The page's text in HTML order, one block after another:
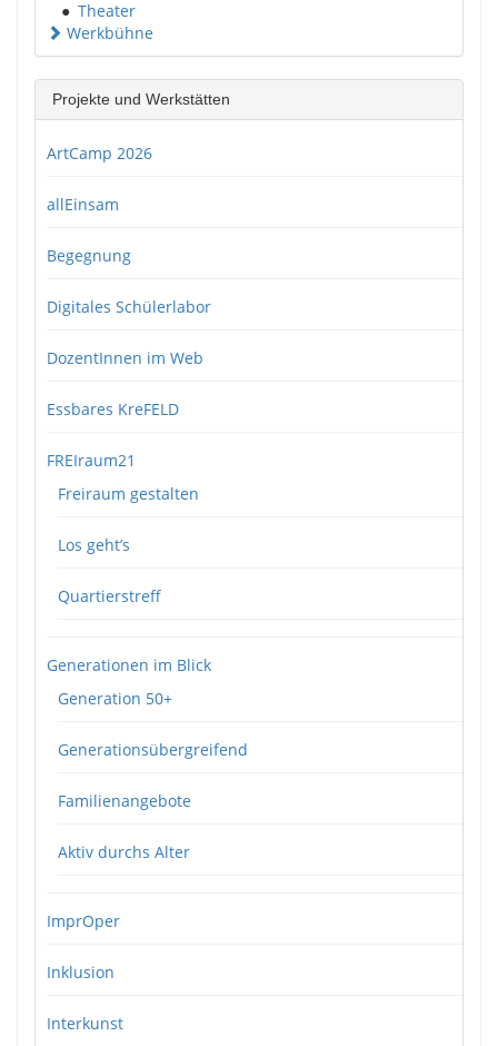
● Theater
Werkbühne
Projekte und Werkstätten
ArtCamp 2026
allEinsam
Begegnung
Digitales Schülerlabor
DozentInnen im Web
Essbares KreFELD
FREIraum21
Freiraum gestalten
Los geht’s
Quartierstreff
Generationen im Blick
Generation 50+
Generationsübergreifend
Familienangebote
Aktiv durchs Alter
ImprOper
Inklusion
Interkunst